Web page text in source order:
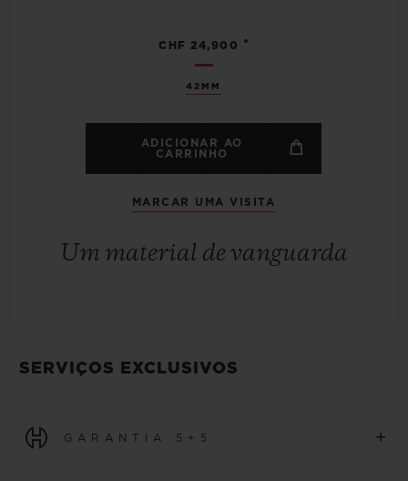
42MM
CHF 24,900 •
ADICIONAR AO
CARRINHO
MARCAR UMA VISITA
Um material de vanguarda
SERVIÇOS EXCLUSIVOS
GARANTIA 5+5 +